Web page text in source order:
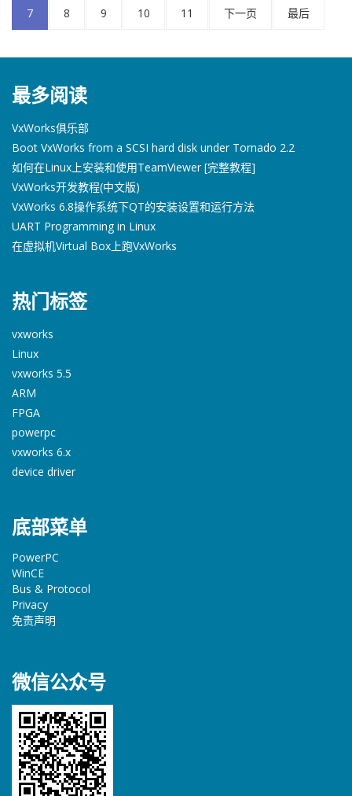
7 8 9 10 11 下一页 最后
最多阅读
VxWorks俱乐部
Boot VxWorks from a SCSI hard disk under Tornado 2.2
如何在Linux上安装和使用TeamViewer [完整教程]
VxWorks开发教程(中文版)
VxWorks 6.8操作系统下QT的安装设置和运行方法
UART Programming in Linux
在虚拟机Virtual Box上跑VxWorks
热门标签
vxworks
Linux
vxworks 5.5
ARM
FPGA
powerpc
vxworks 6.x
device driver
底部菜单
PowerPC
WinCE
Bus & Protocol
Privacy
免责声明
微信公众号